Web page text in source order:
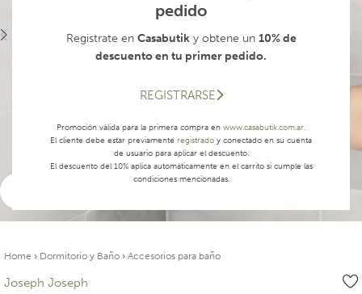
pedido
Registrate en Casabutiky obtene un 10% de
descuento en tu primer pedido.
REGISTRARSE
Promoción válida para la primera compra en www.casabutik.com.ar.
El cliente debe estar previamente registrado y conectado en su cuenta
de usuario para aplicar el descuento.
El descuento del 10% aplica automáticamente en el carrito si cumple las
condiciones mencionadas.
Home › Dormitorio y Baño › Accesorios para baño
Joseph Joseph